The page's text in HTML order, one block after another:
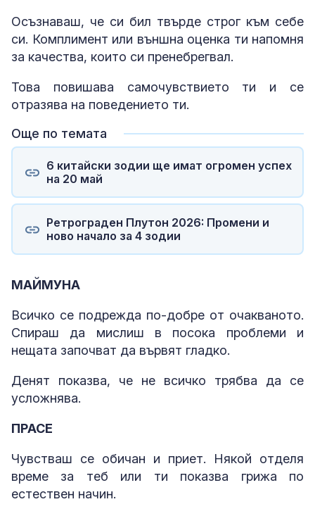
Осъзнаваш, че си бил твърде строг към себе
си. Комплимент или външна оценка ти напомня
за качества, които си пренебрегвал.
Това повишава самочувствието ти и се
отразява на поведението ти.
Още по темата
6 китайски зодии ще имат огромен успех
на 20 май
Ретрограден Плутон 2026: Промени и
ново начало за 4 зодии
МАЙМУНА
Всичко се подрежда по-добре от очакваното.
Спираш да мислиш в посока проблеми и
нещата започват да вървят гладко.
Денят показва, че не всичко трябва да се
усложнява.
ПРАСЕ
Чувстваш се обичан и приет. Някой отделя
време за теб или ти показва грижа по
естествен начин.